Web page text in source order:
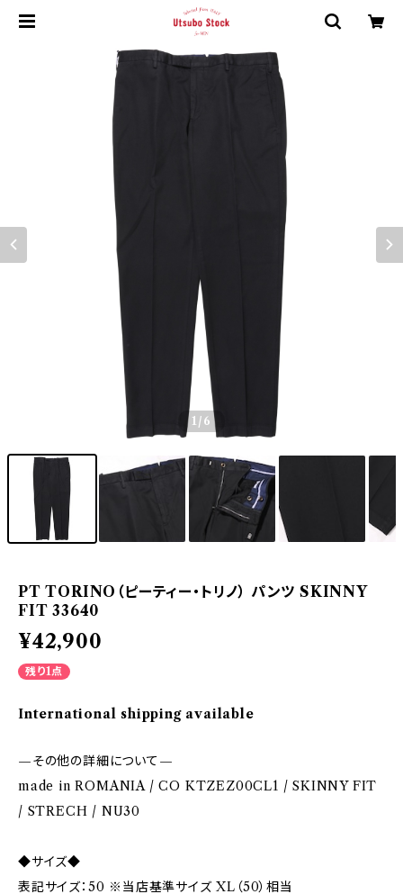
1 /6
PT TORINO（ピーティー・トリノ） パンツ SKINNY
FIT 33640
¥42,900
残り1点
International shipping available
—その他の詳細について—
made in ROMANIA / CO KTZEZ00CL1 / SKINNY FIT
/ STRECH / NU30
◆サイズ◆
表記サイズ：50 ※当店基準サイズ XL（50）相当